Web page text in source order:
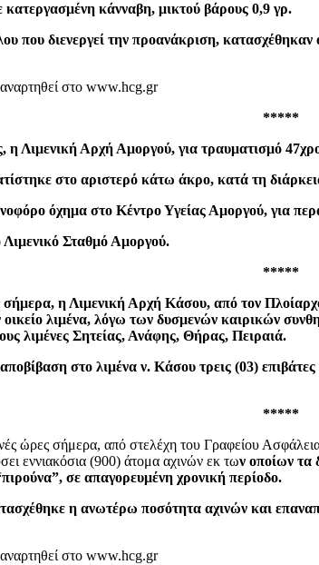
κάνναβη, μικτού βάρους 0,9 γρ.
που διενεργεί την προανάκριση,
στο www.hcg.gr
*****
η Λιμενική Αρχή Αμοργού, για τραυματισμό
στο αριστερό κάτω άκρο, κατά τη
όχημα στο Κέντρο Υγείας Αμοργού, για
Λιμενικό Σταθμό Αμοργού.
*****
η Λιμενική Αρχή Κάσου, από τον
λιμένα, λόγω των δυσμενών καιρικών
λιμένες Σητείας, Ανάφης, Θήρας, Πειραιά.
στο λιμένα ν. Κάσου τρεις (03)
*****
ώρες σήμερα, από στελέχη του Γραφείου
εννιακόσια (900) άτομα αχινών εκ των οποίων τα
σε απαγορευμένη χρονική περίοδο.
η ανωτέρω ποσότητα αχινών και
στο www.hcg.gr